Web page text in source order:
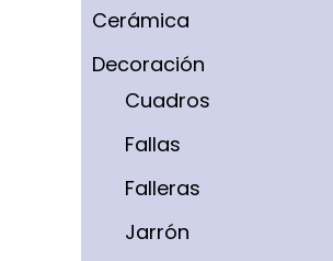
Cerámica
Decoración
Cuadros
Fallas
Falleras
Jarrón